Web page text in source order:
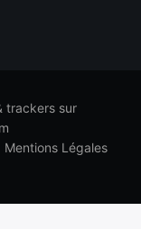
trackers sur
Mentions Légales